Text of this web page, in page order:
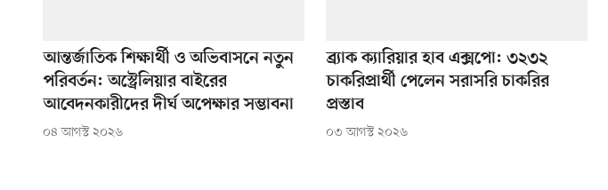
আন্তর্জাতিক শিক্ষার্থী ও অভিবাসনে নতুন
পরিবর্তন: অস্ট্রেলিয়ার বাইরের
আবেদনকারীদের দীর্ঘ অপেক্ষার সম্ভাবনা
০৪ আগস্ট ২০২৬
ব্র্যাক ক্যারিয়ার হাব এক্সপো: ৩২৩২
চাকরিপ্রার্থী পেলেন সরাসরি চাকরির
প্রস্তাব
০৩ আগস্ট ২০২৬